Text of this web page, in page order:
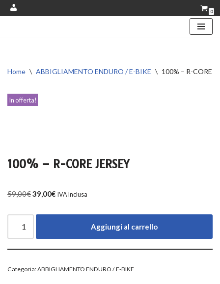
Account 0
Home \ ABBIGLIAMENTO ENDURO / E-BIKE \ 100% – R-CORE
In offerta!
100% – R-CORE JERSEY
59,00€39,00€ IVA Inclusa
Aggiungi al carrello
Categoria:ABBIGLIAMENTO ENDURO / E-BIKE